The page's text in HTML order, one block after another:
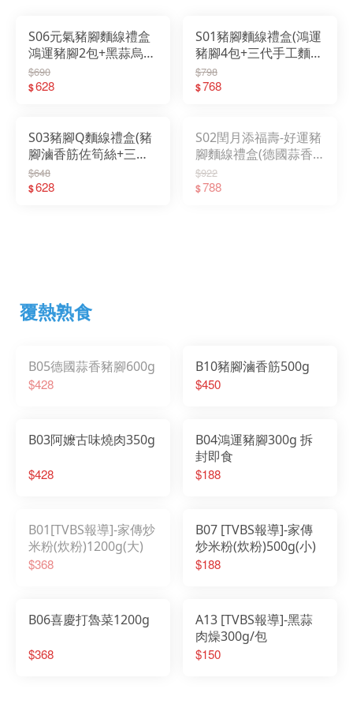
S06元氣豬腳麵線禮盒
鴻運豬腳2包+黑蒜烏骨
雞湯700g+三代手工麵
線2綑
$690
$628
S01豬腳麵線禮盒(鴻運
豬腳4包+三代手工麵線
2綑)
$798
$768
S03豬腳Q麵線禮盒(豬
腳滷香筋佐筍絲+三代
手工麵線2綑)
$648
$628
S02閏月添福壽-好運豬
腳麵線禮盒(德國蒜香
豬腳+鴻運豬腳2包+三
代手工麵線2綑)
$922
$788
覆熱熟食
B05德國蒜香豬腳600g
$428
B10豬腳滷香筋500g
$450
B03阿嬤古味燒肉350g
$428
B04鴻運豬腳300g 拆
封即食
$188
B01[TVBS報導]-家傳炒
米粉(炊粉)1200g(大)
$368
B07 [TVBS報導]-家傳
炒米粉(炊粉)500g(小)
$188
B06喜慶打魯菜1200g
$368
A13 [TVBS報導]-黑蒜
肉燥300g/包
$150